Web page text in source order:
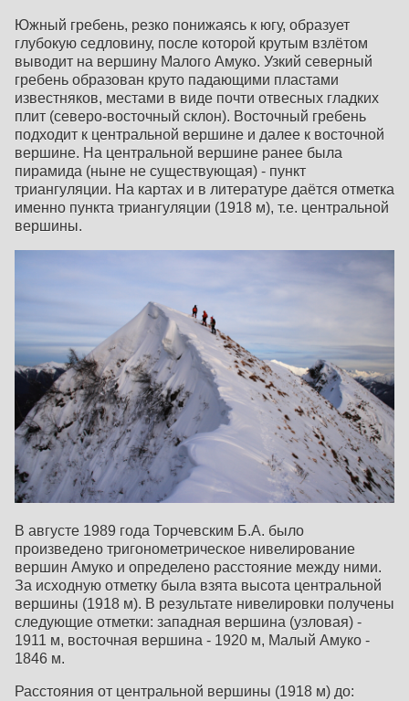
Южный гребень, резко понижаясь к югу, образует
глубокую седловину, после которой крутым взлётом
выводит на вершину Малого Амуко. Узкий северный
гребень образован круто падающими пластами
известняков, местами в виде почти отвесных гладких
плит (северо-восточный склон). Восточный гребень
подходит к центральной вершине и далее к восточной
вершине. На центральной вершине ранее была
пирамида (ныне не существующая) - пункт
триангуляции. На картах и в литературе даётся отметка
именно пункта триангуляции (1918 м), т.е. центральной
вершины.
В августе 1989 года Торчевским Б.А. было
произведено тригонометрическое нивелирование
вершин Амуко и определено расстояние между ними.
За исходную отметку была взята высота центральной
вершины (1918 м). В результате нивелировки получены
следующие отметки: западная вершина (узловая) -
1911 м, восточная вершина - 1920 м, Малый Амуко -
1846 м.
Расстояния от центральной вершины (1918 м) до: